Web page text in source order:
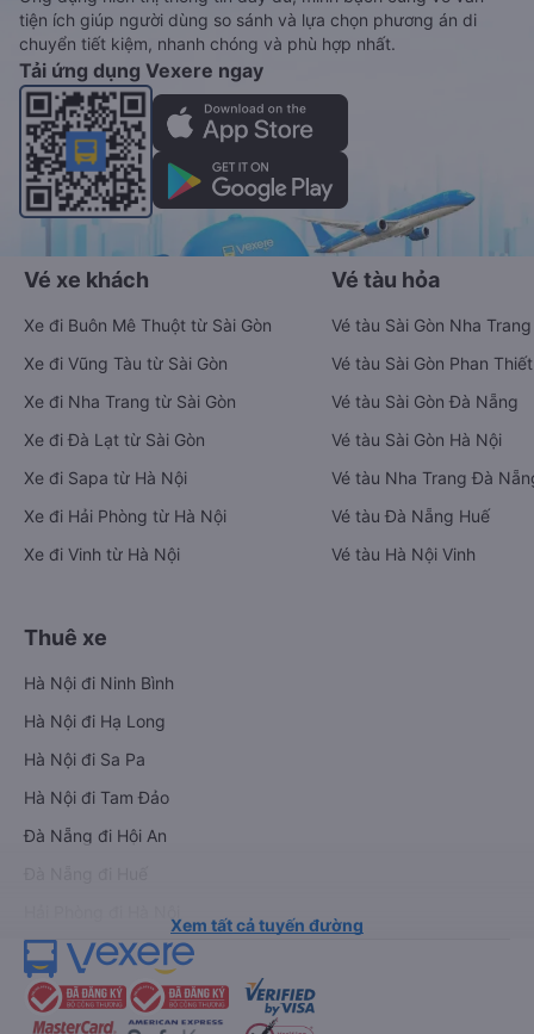
tiện ích giúp người dùng so sánh và lựa chọn phương án di
chuyển tiết kiệm, nhanh chóng và phù hợp nhất.
Tải ứng dụng Vexere ngay
Vé xe khách
Xe đi Buôn Mê Thuột từ Sài Gòn
Xe đi Vũng Tàu từ Sài Gòn
Xe đi Nha Trang từ Sài Gòn
Xe đi Đà Lạt từ Sài Gòn
Xe đi Sapa từ Hà Nội
Xe đi Hải Phòng từ Hà Nội
Xe đi Vinh từ Hà Nội
Vé tàu hỏa
Vé tàu Sài Gòn Nha Trang
Vé tàu Sài Gòn Phan Thiết
Vé tàu Sài Gòn Đà Nẵng
Vé tàu Sài Gòn Hà Nội
Vé tàu Nha Trang Đà
Vé tàu Đà Nẵng Huế
Vé tàu Hà Nội Vinh
Thuê xe
Hà Nội đi Ninh Bình
Hà Nội đi Hạ Long
Hà Nội đi Sa Pa
Hà Nội đi Tam Đảo
Đà Nẵng đi Hội An
Xem tất cả tuyến đường